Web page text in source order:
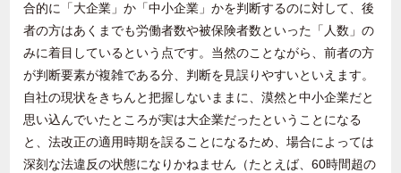
合的に「大企業」か「中小企業」かを判断するのに対して、後
者の方はあくまでも労働者数や被保険者数といった「人数」の
みに着目しているという点です。当然のことながら、前者の方
が判断要素が複雑である分、判断を見誤りやすいといえます。
自社の現状をきちんと把握しないままに、漠然と中小企業だと
思い込んでいたところが実は大企業だったということになる
と、法改正の適用時期を誤ることになるため、場合によっては
深刻な法違反の状態になりかねません（たとえば、60時間超の